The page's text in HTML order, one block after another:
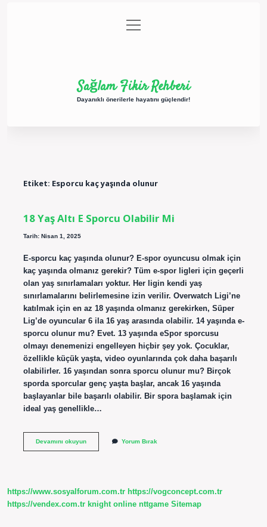
Gizlilik Politikası
menüyü
aç
Sağlam Fikir Rehberi
Dayanıklı önerilerle hayatını güçlendir!
Etiket: Esporcu kaç yaşında olunur
18 Yaş Altı E Sporcu Olabilir Mi
Tarih: Nisan 1, 2025
E-sporcu kaç yaşında olunur? E-spor oyuncusu olmak için
kaç yaşında olmanız gerekir? Tüm e-spor ligleri için geçerli
olan yaş sınırlamaları yoktur. Her ligin kendi yaş
sınırlamalarını belirlemesine izin verilir. Overwatch Ligi’ne
katılmak için en az 18 yaşında olmanız gerekirken, Süper
Lig’de oyuncular 6 ila 16 yaş arasında olabilir. 14 yaşında e-
sporcu olunur mu? Evet. 13 yaşında eSpor sporcusu
olmayı denemenizi engelleyen hiçbir şey yok. Çocuklar,
özellikle küçük yaşta, video oyunlarında çok daha başarılı
olabilirler. 16 yaşından sonra sporcu olunur mu? Birçok
sporda sporcular genç yaşta başlar, ancak 16 yaşında
başlayanlar bile başarılı olabilir. Bir spora başlamak için
ideal yaş genellikle…
Devamını okuyun18
Mi
Yorum Bırak
https://www.sosyalforum.com.tr https://vogconcept.com.tr
https://vendex.com.tr knight online nttgame Sitemap